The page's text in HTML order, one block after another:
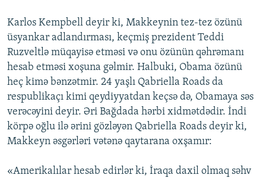
Karlos Kempbell deyir ki, Makkeynin tez-tez özünü
üsyankar adlandırması, keçmiş prezident Teddi
Ruzveltlə müqayisə etməsi və onu özünün qəhrəmanı
hesab etməsi xoşuna gəlmir. Halbuki, Obama özünü
heç kimə bənzətmir. 24 yaşlı Qabriella Roads da
respublikaçı kimi qeydiyyatdan keçsə də, Obamaya səs
verəcəyini deyir. Əri Bağdada hərbi xidmətdədir. İndi
körpə oğlu ilə ərini gözləyən Qabriella Roads deyir ki,
Makkeyn əsgərləri vətənə qaytarana oxşamır:
«Amerikalılar hesab edirlər ki, İraqa daxil olmaq səhv